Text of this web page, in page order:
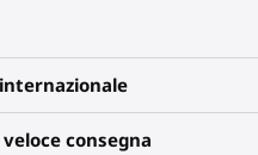
veloce consegna